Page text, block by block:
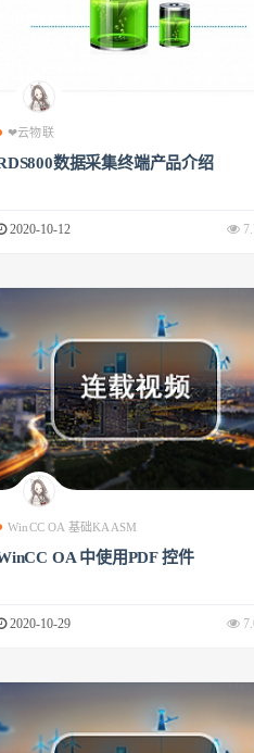
❤云物联
数据采集终端产品介绍
2020-10-12
WinCC OA 基础KAASM
OA 中使用PDF 控件
2020-10-29